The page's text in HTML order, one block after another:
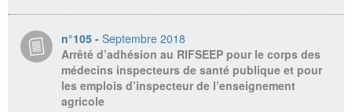
n°105 - Septembre 2018
Arrêté d’adhésion au RIFSEEP pour le corps des
médecins inspecteurs de santé publique et pour
les emplois d’inspecteur de l’enseignement
agricole